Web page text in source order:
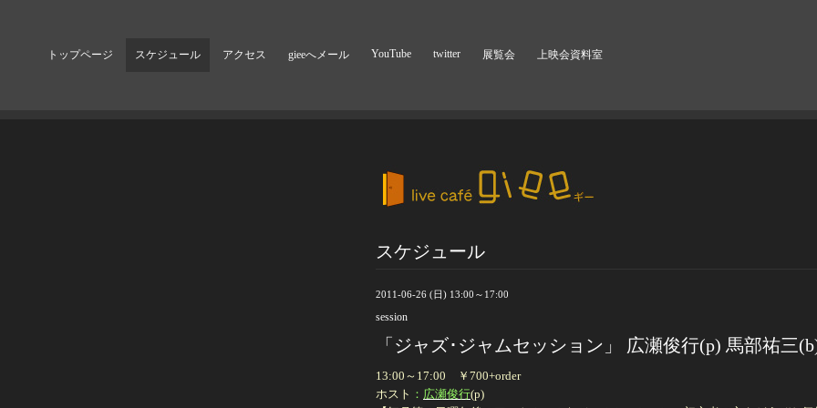
トップページ スケジュール アクセス gieeへメール YouTube twitter 展覧会 上映会資料室
スケジュール
2011-06-26 (日) 13:00～17:00
session
「ジャズ･ジャムセッション」 広瀬俊行(p) 馬部祐三
13:00～17:00 ￥700+order
ホスト ： 広瀬俊行(p)